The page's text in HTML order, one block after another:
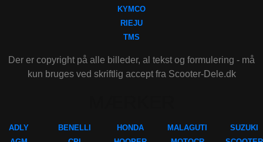
KYMCO
RIEJU
TMS
Der er copyright på alle billeder, al tekst og formulering - må
kun bruges ved skriftlig accept fra Scooter-Dele.dk
ADLY
BENELLI
HONDA
MALAGUTI
SUZUKI